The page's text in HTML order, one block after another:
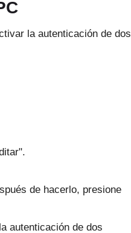
la autenticación de dos
de hacerlo, presione
autenticación de dos